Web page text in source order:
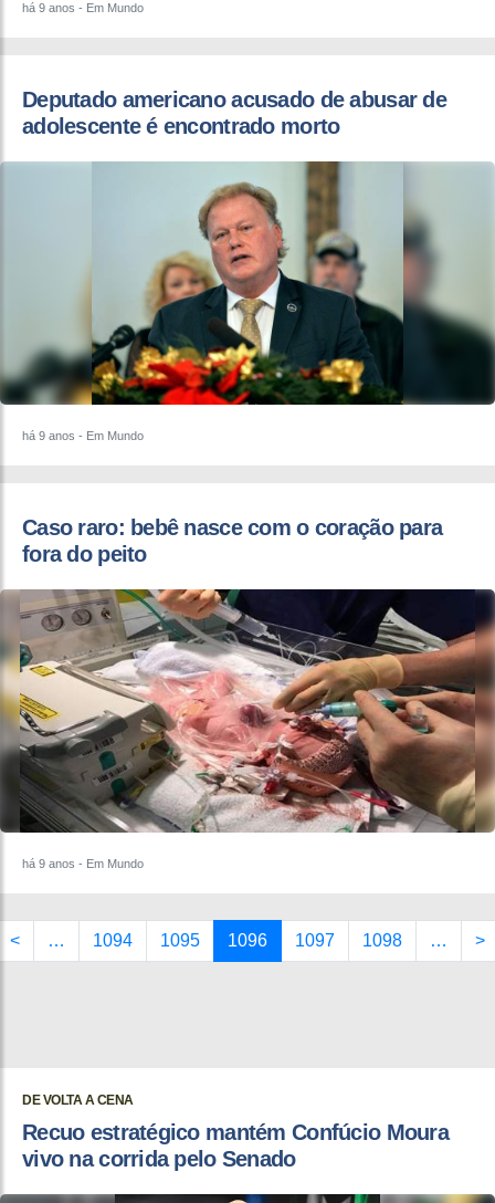
há 9 anos - Em Mundo
Deputado americano acusado de abusar de
adolescente é encontrado morto
há 9 anos - Em Mundo
​Caso raro: bebê nasce com o coração para
fora do peito
há 9 anos - Em Mundo
< … 1094 1095 1096 1097 1098 … >
DE VOLTA A CENA
Recuo estratégico mantém Confúcio Moura
vivo na corrida pelo Senado